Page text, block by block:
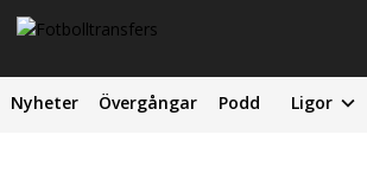
Nyheter Övergångar Podd Ligor